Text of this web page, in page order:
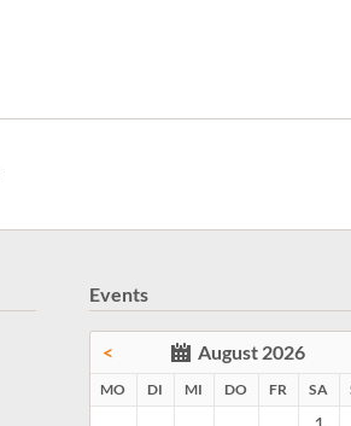
Events
< August 2026
MO NTAG
DI ENSTAG
MI TTWOCH
DO NNERSTAG
FR EITAG
SA